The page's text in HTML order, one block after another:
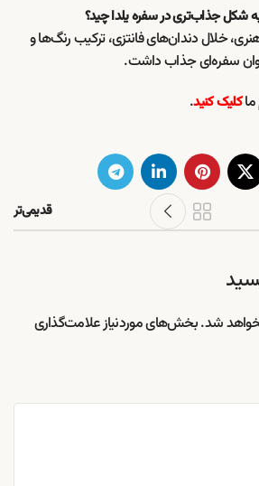
شکل جذاب‌تری در سفره یلدا چید؟
خلال دندان‌های فانتزی، ترکیب رنگ‌ها و
سفره‌ای جذاب داشت.
ماکلیک کنید.
قدیمی‌تر
شد.بخش‌های موردنیاز علامت‌گذاری